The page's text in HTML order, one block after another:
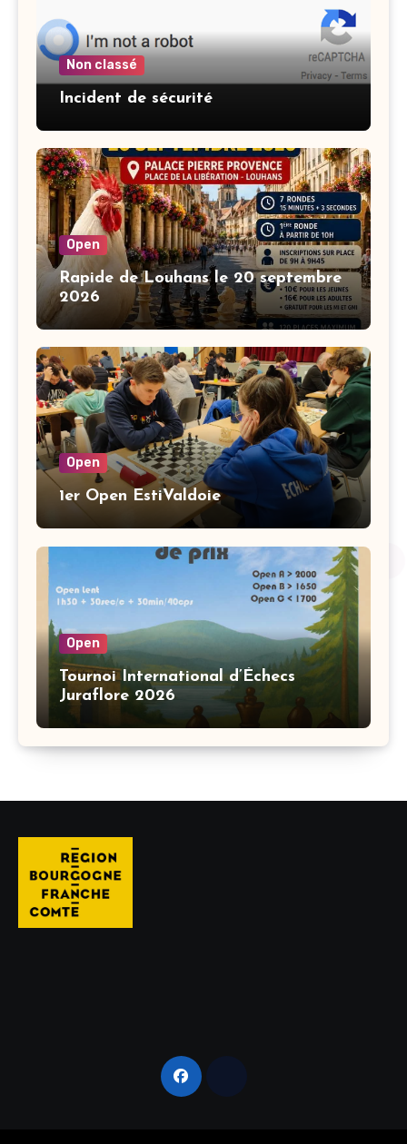
Non classé
Incident de sécurité
Open
Rapide de Louhans le 20 septembre
2026
Open
1er Open EstiValdoie
Open
Tournoi International d’Échecs
Juraflore 2026